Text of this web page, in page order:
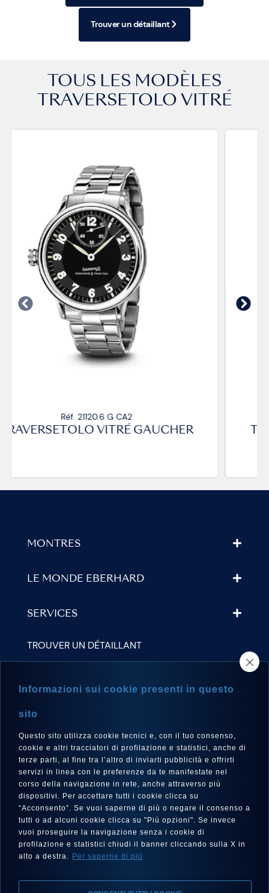
Trouver un détaillant
TOUS LES MODÈLES
TRAVERSETOLO VITRÉ
Réf. 21120.6 G CP
TRAVERSETOLO VITRÉ GAUCHER
MONTRES
LE MONDE EBERHARD
SERVICES
TROUVER UN DÉTAILLANT
LANGUE
Français
SUIVEZ-NOUS SUR
Informazioni sui cookie presenti in questo
sito
Questo sito utilizza cookie tecnici e, con il tuo consenso,
cookie e altri tracciatori di profilazione e statistici, anche di
terze parti, al fine tra l’altro di inviarti pubblicità e offrirti
servizi in linea con le preferenze da te manifestate nel
corso della navigazione in rete, anche attraverso più
dispositivi. Per accettare tutti i cookie clicca su
“Acconsento”. Se vuoi saperne di più o negare il consenso a
tutti o ad alcuni cookie clicca su "Più opzioni". Se invece
vuoi proseguire la navigazione senza i cookie di
profilazione e statistici chiudi il banner cliccando sulla X in
alto a destra. Per saperne di più